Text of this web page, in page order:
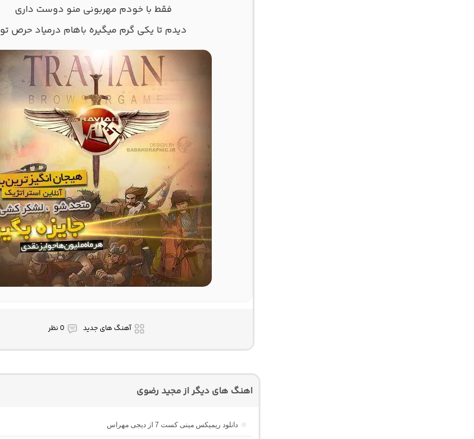
فقط با خودم مهربونی منو دوست داری
دیدم تا یکی گرم میگیره باهام درمیاد حرص تو
آهنگ های جدید 0 نظر
اهنگ های دیگر از مجید رضوی
دانلود ریمیکس مینی کست 7 از دیجی مهراس